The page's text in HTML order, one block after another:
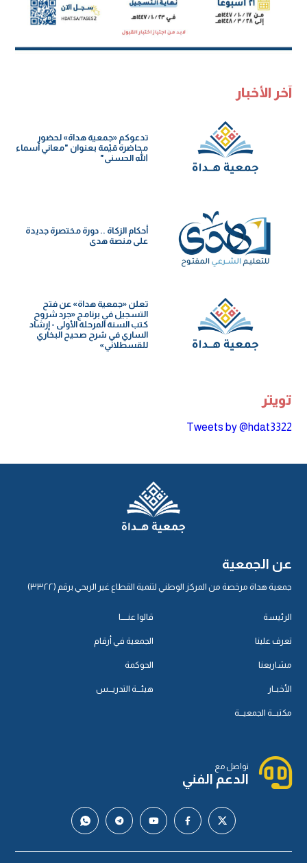
آخر الأخبار
تدعوكم «جمعية هداة» لحضور
محاضرة قيّمة بعنوان "معاني أسماء
الله الحسنى"
أحكام الزكاة .. دورة مختصرة جديدة
على منصة هدى
تعلن «جمعية هداة» عن فتح
التسجيل في برنامج «جرد شروح
كتب السنة️ المرحلة الأولى - إرشاد
الساري في شرح صحيح البخاري
للقسطلاني»
تويتر
Tweets by @hdat3322
عن الجمعية
جمعية هداة مرخصة من المركز الوطني لتنمية القطاع غير الربحي برقم (٣٣٢٢)
الرئيسة
تعرف علينا
مشاريعنا
الأخبــار
مكتبـــة الجمعيـــة
قالوا عنـــــا
الجمعية في أرقام
الحوكمة
هيئـــة التدريـــس
تواصل مع
الدعم الفني